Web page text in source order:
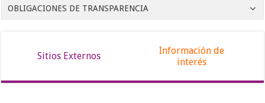
OBLIGACIONES DE TRANSPARENCIA
Sitios Externos
Información de
interés